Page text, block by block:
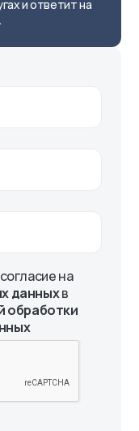
и ответит на
на
данныхв
обработки